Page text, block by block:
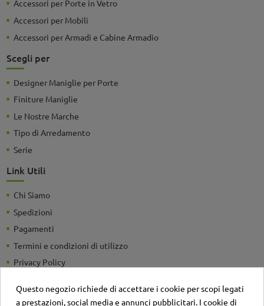
Accessori per Porte in Vetro
Accessori per Mobili
Accessori per Armadi e Cabine Armadio
Scegli per
Designer Maniglie per Porte
Finiture Maniglie
Le Nostre Marche
Tipo di Arredamento
Serie
Link Utili
Chi Siamo
Spedizioni
Pagamenti
Termini e condizioni di utilizzo
Privacy Policy
Detrazioni Fiscali
Questo negozio richiede di accettare i cookie per scopi legati
a prestazioni, social media e annunci pubblicitari. I cookie di